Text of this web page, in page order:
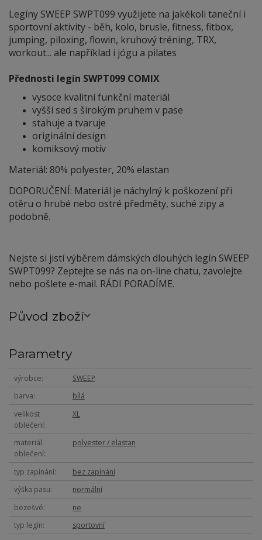
Legíny SWEEP SWPT099 využijete na jakékoli taneční i
sportovní aktivity - běh, kolo, brusle, fitness, fitbox,
jumping, piloxing, flowin, kruhový tréning, TRX,
workout... ale například i jógu a pilates
Přednosti legín SWPT099 COMIX
vysoce kvalitní funkční materiál
vyšší sed s širokým pruhem v pase
stahuje a tvaruje
originální design
komiksový motiv
Materiál: 80% polyester, 20% elastan
DOPORUČENÍ: Materiál je náchylný k poškození při
otěru o hrubé nebo ostré předměty, suché zipy a
podobně.
Nejste si jistí výběrem dámských dlouhých legín SWEEP
SWPT099? Zeptejte se nás na on-line chatu, zavolejte
nebo pošlete e-mail. RÁDI PORADÍME.
Původ zboží
Parametry
výrobce
SWEEP
barva
bílá
velikost
oblečení
XL
materiál
oblečení
polyester / elastan
typ zapínání
bez zapínání
výška pasu
normální
bezešvé
ne
typ legín
sportovní